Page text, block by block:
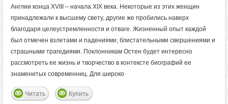
Англии конца XVIII – начала XIX века. Некоторые из этих женщин
принадлежали к высшему свету, другие же пробились наверх
благодаря целеустремленности и отваге. Жизненный опыт каждой
был отмечен взлетами и падениями, блистательными свершениями и
страшными трагедиями. Поклонникам Остен будет интересно
рассмотреть ее жизнь и творчество в контексте биографий ее
знаменитых современниц. Для широко
Читать Купить